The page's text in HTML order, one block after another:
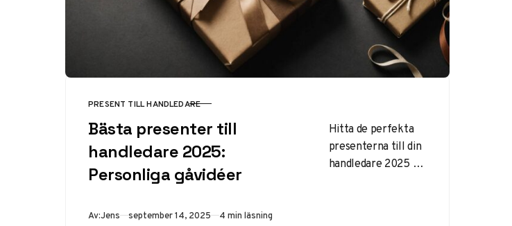
KATEGORI
PRESENT TILL HANDLEDARE
Bästa presenter till
handledare 2025:
Personliga gåvidéer
Hitta de perfekta
presenterna till din
handledare 2025 –
Av:Jens Publicerad
september 14, 2025 4 min läsning